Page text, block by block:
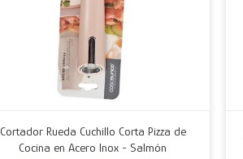
Cortador Rueda Cuchillo Corta Pizza de
Cocina en Acero Inox - Salmón